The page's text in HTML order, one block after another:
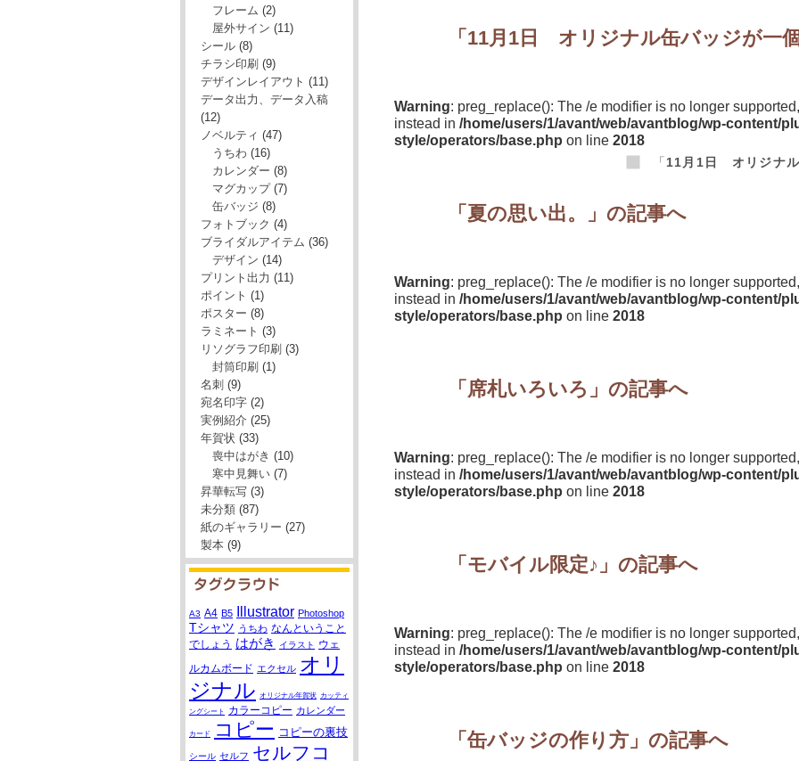
フレーム (2)
屋外サイン (11)
シール (8)
チラシ印刷 (9)
デザインレイアウト (11)
データ出力、データ入稿
(12)
ノベルティ (47)
うちわ (16)
カレンダー (8)
マグカップ(7)
缶バッジ (8)
フォトブック (4)
ブライダルアイテム (36)
デザイン (14)
プリント出力 (11)
ポイント (1)
ポスター (8)
ラミネート (3)
リソグラフ印刷 (3)
封筒印刷 (1)
名刺 (9)
宛名印字 (2)
実例紹介 (25)
年賀状 (33)
喪中はがき (10)
寒中見舞い (7)
昇華転写 (3)
未分類 (87)
紙のギャラリー (27)
製本 (9)
A3 A4 B5 Illustrator Photoshop
Tシャツ うちわ なんということ
でしょう はがき イラスト
ウェ
ルカムボード エクセル オリ
ジナル オリジナル年賀状 カッティ
ングシート
カラーコピー カレンダー
カード コピー コピーの裏技
シール セルフ セルフコ
「 11月1日 オリジナル缶バッジが一個
Warning: preg_replace(): The /e modifier is no longer
instead in /home/users/1/avant/web/avantblog/wp-content/
style/operators/base.php on line 2018
「 11月1日 オリジナル
「 夏の思い出。 」の記事へ
Warning: preg_replace(): The /e modifier is no longer
instead in /home/users/1/avant/web/avantblog/wp-content/
style/operators/base.php on line 2018
「 席札いろいろ 」の記事へ
Warning: preg_replace(): The /e modifier is no longer
instead in /home/users/1/avant/web/avantblog/wp-content/
style/operators/base.php on line 2018
「 モバイル限定♪ 」の記事へ
Warning: preg_replace(): The /e modifier is no longer
instead in /home/users/1/avant/web/avantblog/wp-content/
style/operators/base.php on line 2018
「 缶バッジの作り方 」の記事へ